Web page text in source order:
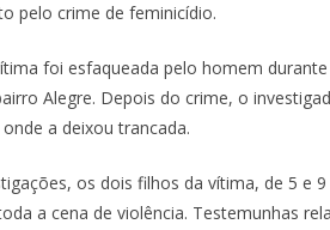
pelo crime de feminicídio.
foi esfaqueada pelo homem
Alegre. Depois do crime, o
a deixou trancada.
os dois filhos da vítima, de 5 e
a cena de violência. Testemunhas